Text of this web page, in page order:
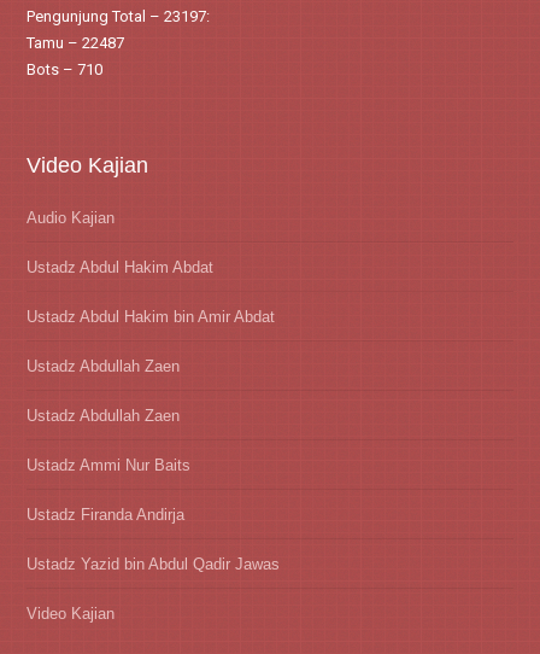
Pengunjung Total – 23197:
Tamu – 22487
Bots – 710
Video Kajian
Audio Kajian
Ustadz Abdul Hakim Abdat
Ustadz Abdul Hakim bin Amir Abdat
Ustadz Abdullah Zaen
Ustadz Abdullah Zaen
Ustadz Ammi Nur Baits
Ustadz Firanda Andirja
Ustadz Yazid bin Abdul Qadir Jawas
Video Kajian